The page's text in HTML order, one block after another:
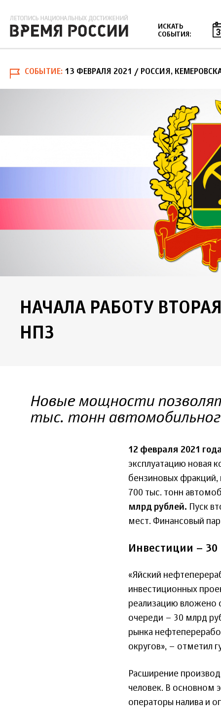
ИСКАТЬ
СОБЫТИЯ:
СОБЫТИЕ 13 ФЕВРАЛЯ 2021 / РОССИЯ,
НАЧАЛА РАБОТУ
НПЗ
Новые мощности
тыс. тонн
12 февраля 2021
эксплуатацию новая
бензиновых фракций,
700 тыс. тонн
млрд рублей. Пуск
мест. Финансовый
Инвестиции –
«Яйский
инвестиционных
реализацию вложено
очереди – 30 млрд
рынка
округов», – отметил
Расширение
человек. В основном
операторы налива и